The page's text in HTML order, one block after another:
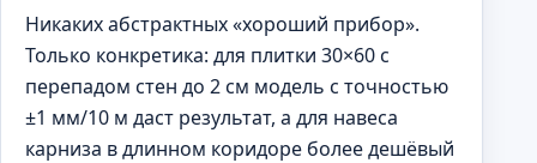
Никаких абстрактных «хороший прибор».
Только конкретика: для плитки 30×60 с
перепадом стен до 2 см модель с точностью
±1 мм/10 м даст результат, а для навеса
карниза в длинном коридоре более дешёвый